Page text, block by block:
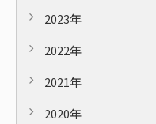
2023年
2022年
2021年
2020年